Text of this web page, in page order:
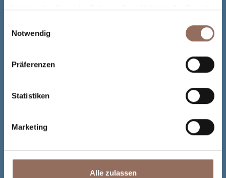
haben oder die sie im Rahmen Ihrer Nutzung der Dienste
Notwendig
Präferenzen
Statistiken
Marketing
Alle zulassen